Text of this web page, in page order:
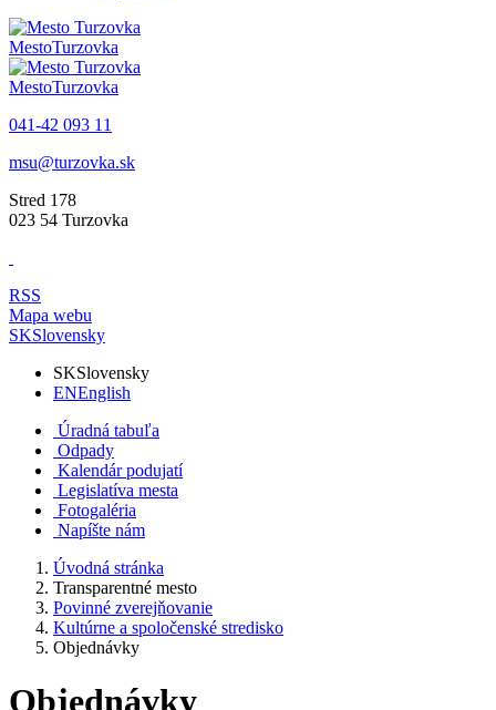
MestoTurzovka
MestoTurzovka
041-42 093 11
msu@turzovka.sk
Stred 178
023 54 Turzovka
RSS
Mapa webu
SKSlovensky
SKSlovensky
ENEnglish
Úradná tabuľa
Odpady
Kalendár podujatí
Legislatíva mesta
Fotogaléria
Napíšte nám
Úvodná stránka
Transparentné mesto
Povinné zverejňovanie
Kultúrne a spoločenské stredisko
Objednávky
Objednávky